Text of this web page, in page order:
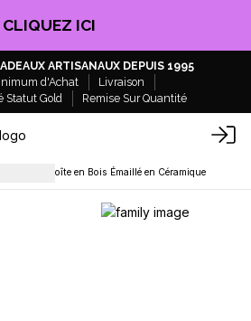
CLIQUEZ ICI
ARTISANAUX DEPUIS 1995
d'Achat
Livraison
Statut Gold
Remise Sur Quantité
Boîte en Bois Émaillé en Céramique